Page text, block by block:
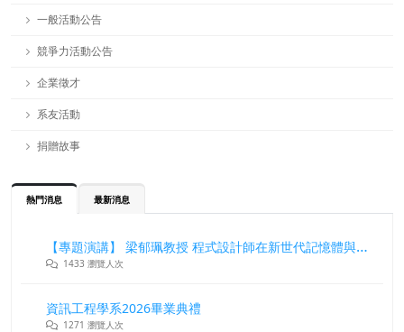
一般活動公告
競爭力活動公告
企業徵才
系友活動
捐贈故事
熱門消息 最新消息
【專題演講】 梁郁珮教授 程式設計師在新世代記憶體與儲存系統中的角色與挑戰
1433 瀏覽人次
資訊工程學系2026畢業典禮
1271 瀏覽人次